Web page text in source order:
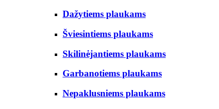
Dažytiems plaukams
Šviesintiems plaukams
Skilinėjantiems plaukams
Garbanotiems plaukams
Nepaklusniems plaukams